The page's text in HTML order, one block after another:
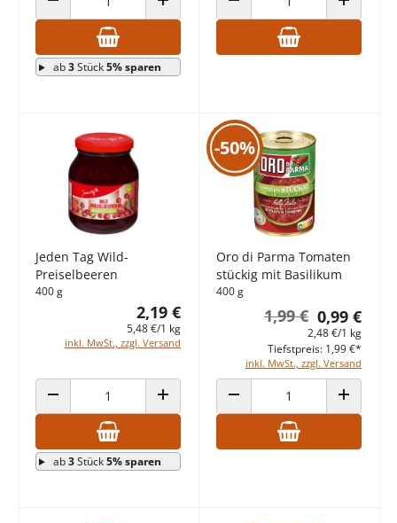
ANZAHL VERRINGERN ANZAHL ERHÖHEN
ab3Stück5% sparen
ANZAHL VERRINGERN ANZAHL
Jeden Tag Wild-
Preiselbeeren
400 g
2,19 €
5,48 €/1 kg
inkl. MwSt., zzgl. Versand
ANZAHL VERRINGERN ANZAHL ERHÖHEN
ab3Stück5% sparen
-50%
Oro di Parma Tomaten
stückig mit Basilikum
400 g
0,99 €
1,99 €
2,48 €/1 kg
inkl. MwSt., zzgl. Versand
Tiefstpreis: 1,99 €*
ANZAHL VERRINGERN ANZAHL